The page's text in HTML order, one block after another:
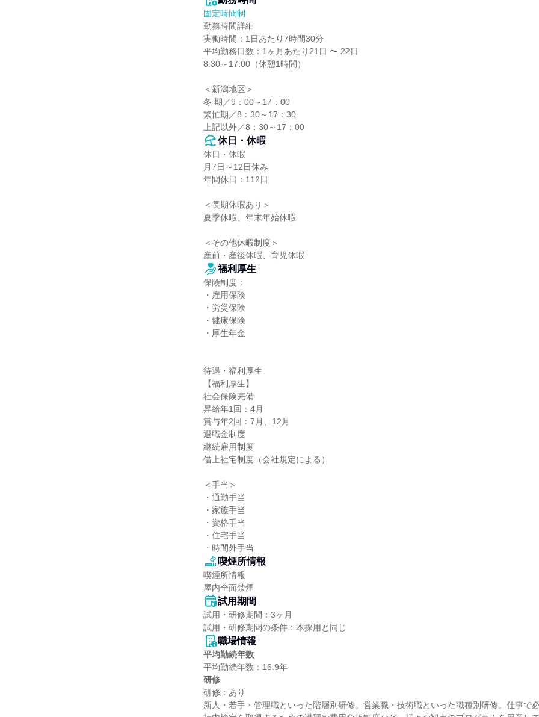
固定時間制
勤務時間詳細
実働時間：1日あたり7時間30分
平均勤務日数：1ヶ月あたり21日 〜 22日
8:30～17:00（休憩1時間）
＜新潟地区＞
冬 期／9：00～17：00
繁忙期／8：30～17：30
上記以外／8：30～17：00
休日・休暇
休日・休暇
月7日～12日休み
年間休日：112日
＜長期休暇あり＞
夏季休暇、年末年始休暇
＜その他休暇制度＞
産前・産後休暇、育児休暇
福利厚生
保険制度：
・雇用保険
・労災保険
・健康保険
・厚生年金
待遇・福利厚生
【福利厚生】
社会保険完備
昇給年1回：4月
賞与年2回：7月、12月
退職金制度
継続雇用制度
借上社宅制度（会社規定による）
＜手当＞
・通勤手当
・家族手当
・資格手当
・住宅手当
・時間外手当
喫煙所情報
喫煙所情報
屋内全面禁煙
試用期間
試用・研修期間：3ヶ月
職場情報
平均勤続年数
研修
研修：あり
新人・若手・管理職といった階層別研修。営業職・技術職といった職種別研修。仕事で